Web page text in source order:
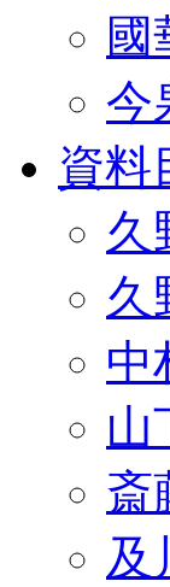
國
今
資料
久
久
中
山
斎
及